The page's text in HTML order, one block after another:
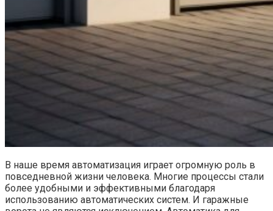
В наше время автоматизация играет огромную роль в
повседневной жизни человека. Многие процессы стали
более удобными и эффективными благодаря
использованию автоматических систем. И гаражные